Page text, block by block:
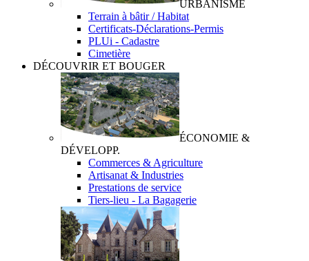
URBANISME
Terrain à bâtir / Habitat
Certificats-Déclarations-Permis
PLUi - Cadastre
Cimetière
DÉCOUVRIR ET BOUGER
ÉCONOMIE &
DÉVELOPP.
Commerces & Agriculture
Artisanat & Industries
Prestations de service
Tiers-lieu - La Bagagerie